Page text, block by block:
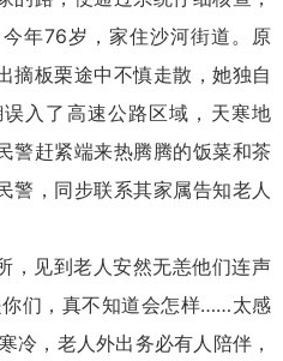
年76岁，家住沙河街道。原
摘板栗途中不慎走散，她独自
入了高速公路区域，天寒地
警赶紧端来热腾腾的饭菜和茶
警，同步联系其家属告知老人
，见到老人安然无恙他们连声
们，真不知道会怎样……太感
冷，老人外出务必有人陪伴，